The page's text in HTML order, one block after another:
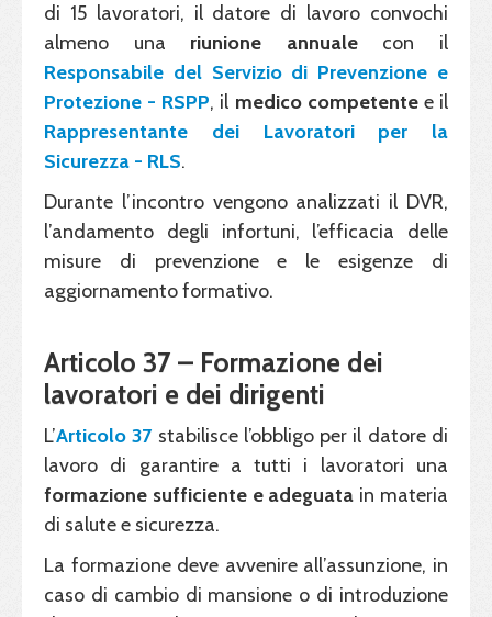
di 15 lavoratori, il datore di lavoro convochi
almeno una riunione annualecon il
Responsabile del Servizio di Prevenzione e
Protezione - RSPP, il medico competentee il
Rappresentante dei Lavoratori per la
Sicurezza - RLS.
Durante l’incontro vengono analizzati il DVR,
l’andamento degli infortuni, l’efficacia delle
misure di prevenzione e le esigenze di
aggiornamento formativo.
Articolo 37 – Formazione dei
lavoratori e dei dirigenti
L’Articolo 37 stabilisce l’obbligo per il datore di
lavoro di garantire a tutti i lavoratori una
formazione sufficiente e adeguata in materia
di salute e sicurezza.
La formazione deve avvenire all’assunzione, in
caso di cambio di mansione o di introduzione